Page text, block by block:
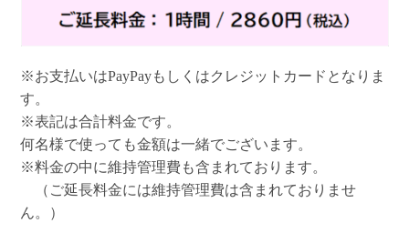
※お支払いはPayPayもしくはクレジットカードとなりま
す。
※表記は合計料金です。
何名様で使っても金額は一緒でございます。
※料金の中に維持管理費も含まれております。
（ご延長料金には維持管理費は含まれておりませ
ん。）